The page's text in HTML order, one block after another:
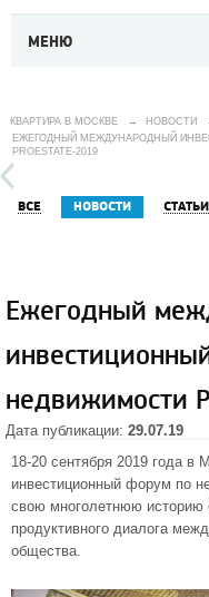
МЕНЮ
КВАРТИРА В МОСКВЕ → НОВОСТИ
ЕЖЕГОДНЫЙ МЕЖДУНАРОДНЫЙ
PROESTATE-2019
ВСЕ НОВОСТИ СТАТЬИ
Ежегодный
недвижимости
Дата публикации: 29.07.19
18-20 сентября 2019 года в
инвестиционный форум по
свою многолетнюю
продуктивного диалога
общества.